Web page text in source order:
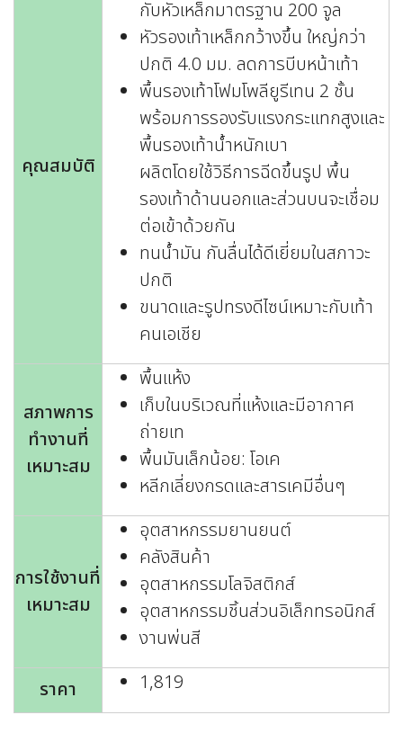
คุณสมบัติ
กับหัวเหล็กมาตรฐาน 200 จูล
หัวรองเท้าเหล็กกว้างขึ้น ใหญ่กว่า
ปกติ 4.0 มม. ลดการบีบหน้าเท้า
พื้นรองเท้าโฟมโพลียูรีเทน 2 ชั้น
พร้อมการรองรับแรงกระแทกสูงและ
พื้นรองเท้าน้ำหนักเบา
ผลิตโดยใช้วิธีการฉีดขึ้นรูป พื้น
รองเท้าด้านนอกและส่วนบนจะเชื่อม
ต่อเข้าด้วยกัน
ทนน้ำมัน กันลื่นได้ดีเยี่ยมในสภาวะ
ปกติ
ขนาดและรูปทรงดีไซน์เหมาะกับเท้า
คนเอเชีย
สภาพการ
ทำงานที่
เหมาะสม
พื้นแห้ง
เก็บในบริเวณที่แห้งและมีอากาศ
ถ่ายเท
พื้นมันเล็กน้อย: โอเค
หลีกเลี่ยงกรดและสารเคมีอื่นๆ
การใช้งานที่
เหมาะสม
อุตสาหกรรมยานยนต์
คลังสินค้า
อุตสาหกรรมโลจิสติกส์
อุตสาหกรรมชิ้นส่วนอิเล็กทรอนิกส์
งานพ่นสี
ราคา
1,819